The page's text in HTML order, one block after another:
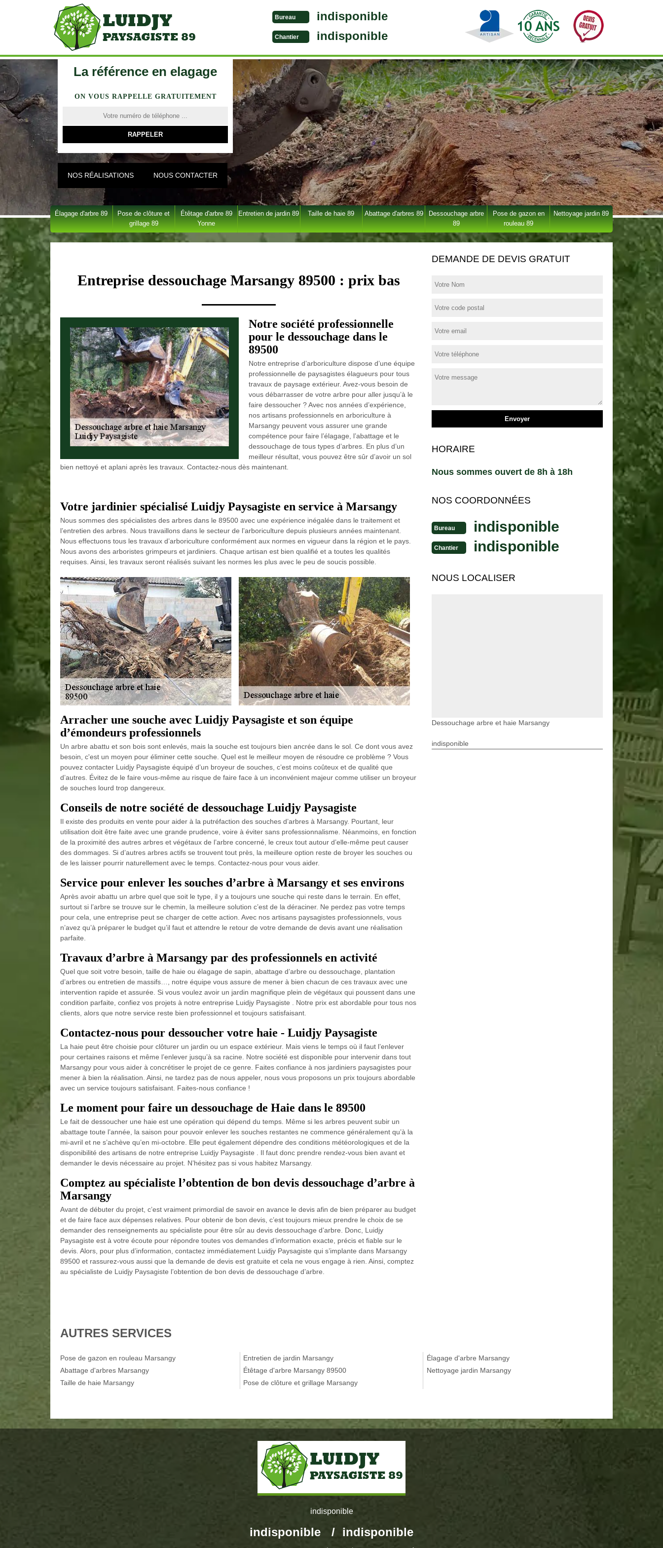
Bureau indisponible
Chantier indisponible
La référence en elagage
ON VOUS RAPPELLE GRATUITEMENT
NOS RÉALISATIONS NOUS CONTACTER
Élagage d'arbre 89
Pose de clôture et
grillage 89
Étêtage d'arbre 89
Yonne
Entretien de jardin 89 Taille de haie 89 Abattage d'arbres 89
Dessouchage arbre
89
Pose de gazon en
rouleau 89
Nettoyage jardin 89
Entreprise dessouchage Marsangy 89500 : prix bas
Notre société professionnelle
pour le dessouchage dans le
89500
Notre entreprise d’arboriculture dispose d’une équipe
professionnelle de paysagistes élagueurs pour tous
travaux de paysage extérieur. Avez-vous besoin de
vous débarrasser de votre arbre pour aller jusqu’à le
faire dessoucher ? Avec nos années d’expérience,
nos artisans professionnels en arboriculture à
Marsangy peuvent vous assurer une grande
compétence pour faire l’élagage, l’abattage et le
dessouchage de tous types d’arbres. En plus d’un
meilleur résultat, vous pouvez être sûr d’avoir un sol
bien nettoyé et aplani après les travaux. Contactez-nous dès maintenant.
Votre jardinier spécialisé Luidjy Paysagiste en service à Marsangy
Nous sommes des spécialistes des arbres dans le 89500 avec une expérience inégalée dans le traitement et
l’entretien des arbres. Nous travaillons dans le secteur de l’arboriculture depuis plusieurs années maintenant.
Nous effectuons tous les travaux d’arboriculture conformément aux normes en vigueur dans la région et le pays.
Nous avons des arboristes grimpeurs et jardiniers. Chaque artisan est bien qualifié et a toutes les qualités
requises. Ainsi, les travaux seront réalisés suivant les normes les plus avec le peu de soucis possible.
Arracher une souche avec Luidjy Paysagiste et son équipe
d’émondeurs professionnels
Un arbre abattu et son bois sont enlevés, mais la souche est toujours bien ancrée dans le sol. Ce dont vous avez
besoin, c'est un moyen pour éliminer cette souche. Quel est le meilleur moyen de résoudre ce problème ? Vous
pouvez contacter Luidjy Paysagiste équipé d’un broyeur de souches, c’est moins coûteux et de qualité que
d’autres. Évitez de le faire vous-même au risque de faire face à un inconvénient majeur comme utiliser un broyeur
de souches lourd trop dangereux.
Conseils de notre société de dessouchage Luidjy Paysagiste
Il existe des produits en vente pour aider à la putréfaction des souches d’arbres à Marsangy. Pourtant, leur
utilisation doit être faite avec une grande prudence, voire à éviter sans professionnalisme. Néanmoins, en fonction
de la proximité des autres arbres et végétaux de l’arbre concerné, le creux tout autour d’elle-même peut causer
des dommages. Si d’autres arbres actifs se trouvent tout près, la meilleure option reste de broyer les souches ou
de les laisser pourrir naturellement avec le temps. Contactez-nous pour vous aider.
Service pour enlever les souches d’arbre à Marsangy et ses environs
Après avoir abattu un arbre quel que soit le type, il y a toujours une souche qui reste dans le terrain. En effet,
surtout si l’arbre se trouve sur le chemin, la meilleure solution c’est de la déraciner. Ne perdez pas votre temps
pour cela, une entreprise peut se charger de cette action. Avec nos artisans paysagistes professionnels, vous
n’avez qu’à préparer le budget qu’il faut et attendre le retour de votre demande de devis avant une réalisation
parfaite.
Travaux d’arbre à Marsangy par des professionnels en activité
Quel que soit votre besoin, taille de haie ou élagage de sapin, abattage d’arbre ou dessouchage, plantation
d’arbres ou entretien de massifs…, notre équipe vous assure de mener à bien chacun de ces travaux avec une
intervention rapide et assurée. Si vous voulez avoir un jardin magnifique plein de végétaux qui poussent dans une
condition parfaite, confiez vos projets à notre entreprise Luidjy Paysagiste . Notre prix est abordable pour tous nos
clients, alors que notre service reste bien professionnel et toujours satisfaisant.
Contactez-nous pour dessoucher votre haie - Luidjy Paysagiste
La haie peut être choisie pour clôturer un jardin ou un espace extérieur. Mais viens le temps où il faut l’enlever
pour certaines raisons et même l’enlever jusqu’à sa racine. Notre société est disponible pour intervenir dans tout
Marsangy pour vous aider à concrétiser le projet de ce genre. Faites confiance à nos jardiniers paysagistes pour
mener à bien la réalisation. Ainsi, ne tardez pas de nous appeler, nous vous proposons un prix toujours abordable
avec un service toujours satisfaisant. Faites-nous confiance !
Le moment pour faire un dessouchage de Haie dans le 89500
Le fait de dessoucher une haie est une opération qui dépend du temps. Même si les arbres peuvent subir un
abattage toute l’année, la saison pour pouvoir enlever les souches restantes ne commence généralement qu’à la
mi-avril et ne s’achève qu’en mi-octobre. Elle peut également dépendre des conditions météorologiques et de la
disponibilité des artisans de notre entreprise Luidjy Paysagiste . Il faut donc prendre rendez-vous bien avant et
demander le devis nécessaire au projet. N’hésitez pas si vous habitez Marsangy.
Comptez au spécialiste l’obtention de bon devis dessouchage d’arbre à
Marsangy
Avant de débuter du projet, c’est vraiment primordial de savoir en avance le devis afin de bien préparer au budget
et de faire face aux dépenses relatives. Pour obtenir de bon devis, c’est toujours mieux prendre le choix de se
demander des renseignements au spécialiste pour être sûr au devis dessouchage d’arbre. Donc, Luidjy
Paysagiste est à votre écoute pour répondre toutes vos demandes d’information exacte, précis et fiable sur le
devis. Alors, pour plus d’information, contactez immédiatement Luidjy Paysagiste qui s’implante dans Marsangy
89500 et rassurez-vous aussi que la demande de devis est gratuite et cela ne vous engage à rien. Ainsi, comptez
au spécialiste de Luidjy Paysagiste l’obtention de bon devis de dessouchage d’arbre.
DEMANDE DE DEVIS GRATUIT
HORAIRE
Nous sommes ouvert de 8h à 18h
NOS COORDONNÉES
Bureau indisponible
Chantier indisponible
NOUS LOCALISER
Dessouchage arbre et haie Marsangy
indisponible
AUTRES SERVICES
Pose de gazon en rouleau Marsangy
Abattage d'arbres Marsangy
Taille de haie Marsangy
Entretien de jardin Marsangy
Étêtage d'arbre Marsangy 89500
Pose de clôture et grillage Marsangy
Élagage d'arbre Marsangy
Nettoyage jardin Marsangy
indisponible
indisponible / indisponible